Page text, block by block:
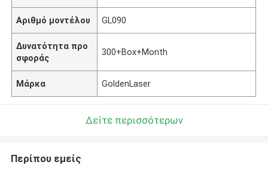
Αριθμό μοντέλου GL090
Δυνατότητα προ
σφοράς
300+Box+Month
Μάρκα GoldenLaser
Δείτε περισσότερων
Περίπου εμείς